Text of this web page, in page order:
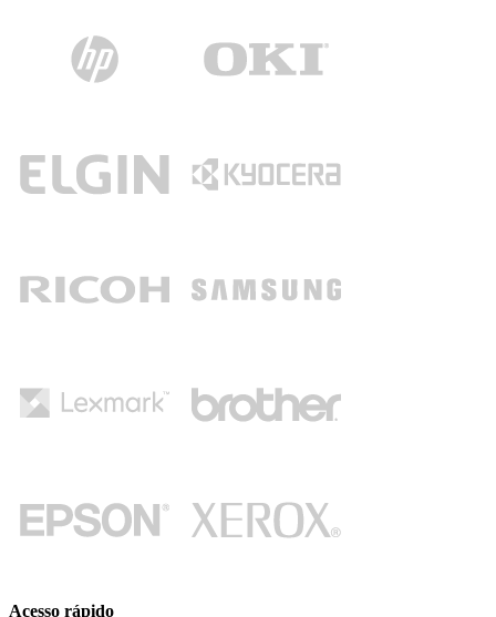
Acesso rápido